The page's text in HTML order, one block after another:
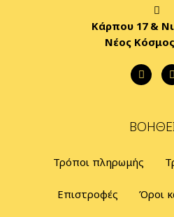
Κάρπου 17 &
Νέος
Τρόποι πληρωμής
Επιστροφές Όροι